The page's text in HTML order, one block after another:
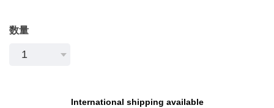
数量
International shipping available